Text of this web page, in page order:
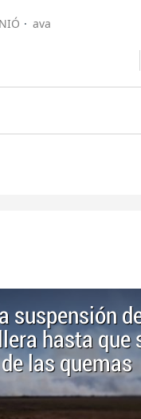
ava
suspensión
hasta que
las quemas